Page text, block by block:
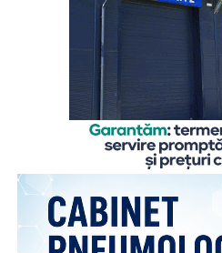
copilului sentimentul de
explică
Gabriela
Executiv Salvați Copiii
În acest context, Organizația
lansează activitățile din cadrul
„Sună-i zilnic! Conexiune
Departamentul pentru Românii
părinților români care muncesc
face parte din campania
nume, care reunește, sub
inițiative menite să sprijine